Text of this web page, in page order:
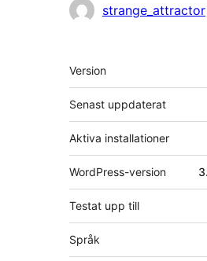
Bidragandestrange_attractor
Meta
Version
Senast uppdaterat
Aktiva installationer
WordPress-version
Testat upp till
Språk